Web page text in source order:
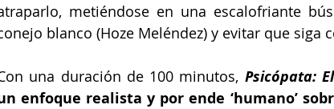
metiéndose en una escalofriante
blanco (Hoze Meléndez) y evitar que siga
una duración de 100 minutos, Psicópata:
enfoque realista y por ende ‘humano’